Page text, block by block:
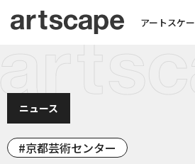
アートスケ
ニュース
京都芸術センター